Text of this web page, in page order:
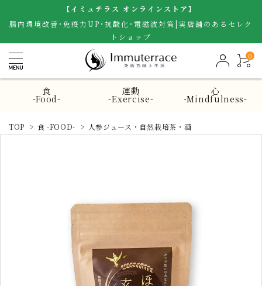
【イミュテラス オンラインストア】
腸内環境改善･免疫力UP･抗酸化･電磁波対策|実店舗のあるセレク
トショップ
0
食
-Food-
運動
-Exercise-
心
-Mindfulness-
TOP > 食 -FOOD- > 人参ジュース・自然栽培茶・酒